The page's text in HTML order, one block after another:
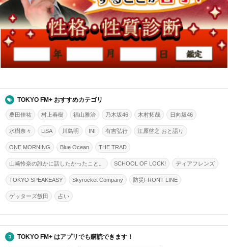
TOKYO FM+ おすすめカテゴリ
桑田佳祐 村上春樹 福山雅治 乃木坂46 木村拓哉 日向坂46
水樹奈々 LiSA 川島明 INI 有吉弘行 江原啓之 おと語り
ONE MORNING Blue Ocean THE TRAD
山崎怜奈の誰かに話したかったこと。 SCHOOL OF LOCK! ディアフレンズ
TOKYO SPEAKEASY Skyrocket Company 防災FRONT LINE
ゲッターズ飯田 占い
TOKYO FM+ はアプリでも購読できます！